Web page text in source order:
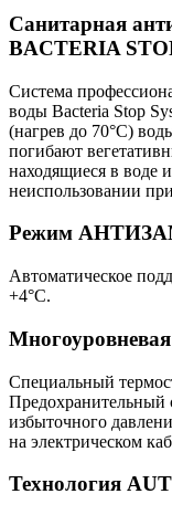
Санитарная
BACTERIA
Система
воды Bacteria Stop
(нагрев до 70°С)
погибают
находящиеся в воде
неиспользовании
Режим
Автоматическое
+4°С.
Многоуровневая
Специальный
Предохранительный
избыточного
на электрическом
Технология